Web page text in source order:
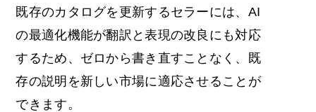
既存のカタログを更新するセラーには、AI
の最適化機能が翻訳と表現の改良にも対応
するため、ゼロから書き直すことなく、既
存の説明を新しい市場に適応させることが
できます。